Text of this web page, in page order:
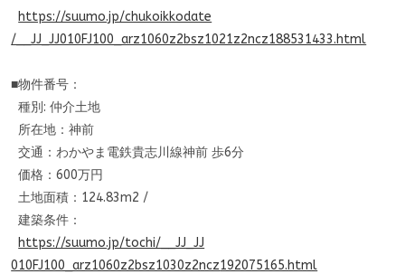
https://suumo.jp/chukoikkodate
/__JJ_JJ010FJ100_arz1060z2bsz1021z2ncz188531433.html
■物件番号：
種別: 仲介土地
所在地：神前
交通：わかやま電鉄貴志川線神前 歩6分
価格：600万円
土地面積：124.83m2 /
建築条件：
https://suumo.jp/tochi/__JJ_JJ
010FJ100_arz1060z2bsz1030z2ncz192075165.html